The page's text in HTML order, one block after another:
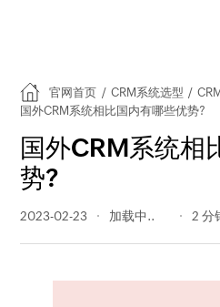
官网首页 / CRM系统选型 /
国外CRM系统相比国内有哪些优势?
国外CRM系统相
势?
2023-02-23 315 阅读量 2 分